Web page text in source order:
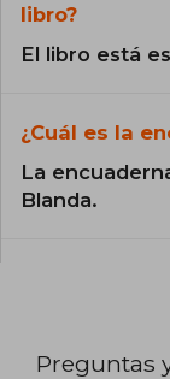
libro?
El libro está
¿Cuál es la
La
Blanda.
Preguntas